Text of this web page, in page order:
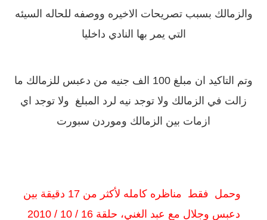
والزمالك بسبب تصريحات الاخيره ووصفه للحاله السيئه
التي يمر بها النادي داخليا
وتم التاكيد ان مبلغ 100 الف جنيه من دعبس للزمالك ما
زالت في الزمالك ولا توجد نيه لرد المبلغ ولا توجد اي
ازمات بين الزمالك وموردن سبورت
وحمل فقط مناظره كامله لأكثر من 17 دقيقة بين
دعبس وجلال مع عبد الغني، حلقة 16 / 10 / 2010